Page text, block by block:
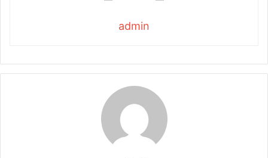
admin